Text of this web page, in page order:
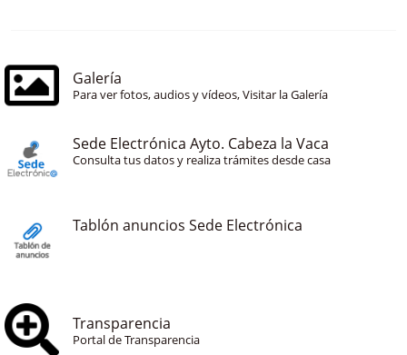
Galería
Para ver fotos, audios y vídeos, Visitar la Galería
Sede Electrónica Ayto. Cabeza la Vaca
Consulta tus datos y realiza trámites desde casa
Tablón anuncios Sede Electrónica
Transparencia
Portal de Transparencia